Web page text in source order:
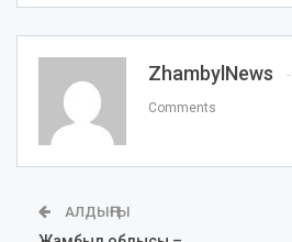
ZhambylNews
Comments
АЛДЫҢҒЫ